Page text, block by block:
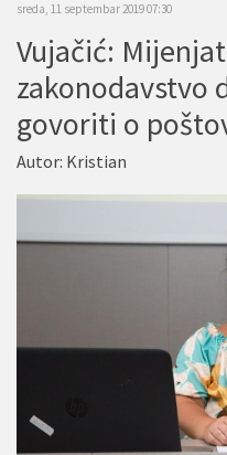
sreda, 11 septembar 2019 07:30
Vujačić:
zakonodavstvo
govoriti o
Autor: Kristian